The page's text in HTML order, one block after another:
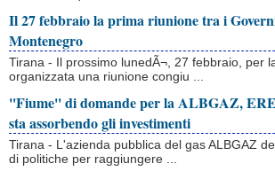
Il 27 febbraio la prima riunione tra i
Montenegro
Tirana - Il prossimo lunedÃ¬, 27 febbraio, per
organizzata una riunione congiu ...
''Fiume'' di domande per la ALBGAZ,
sta assorbendo gli investimenti
Tirana - L'azienda pubblica del gas ALBGAZ
di politiche per raggiungere ...